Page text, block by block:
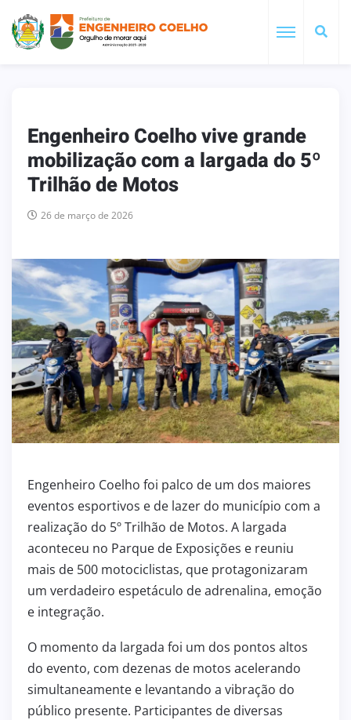
Engenheiro Coelho vive grande
mobilização com a largada do 5º
Trilhão de Motos
26 de março de 2026
Engenheiro Coelho foi palco de um dos maiores
eventos esportivos e de lazer do município com a
realização do 5º Trilhão de Motos. A largada
aconteceu no Parque de Exposições e reuniu
mais de 500 motociclistas, que protagonizaram
um verdadeiro espetáculo de adrenalina, emoção
e integração.
O momento da largada foi um dos pontos altos
do evento, com dezenas de motos acelerando
simultaneamente e levantando a vibração do
público presente. Participantes de diversas